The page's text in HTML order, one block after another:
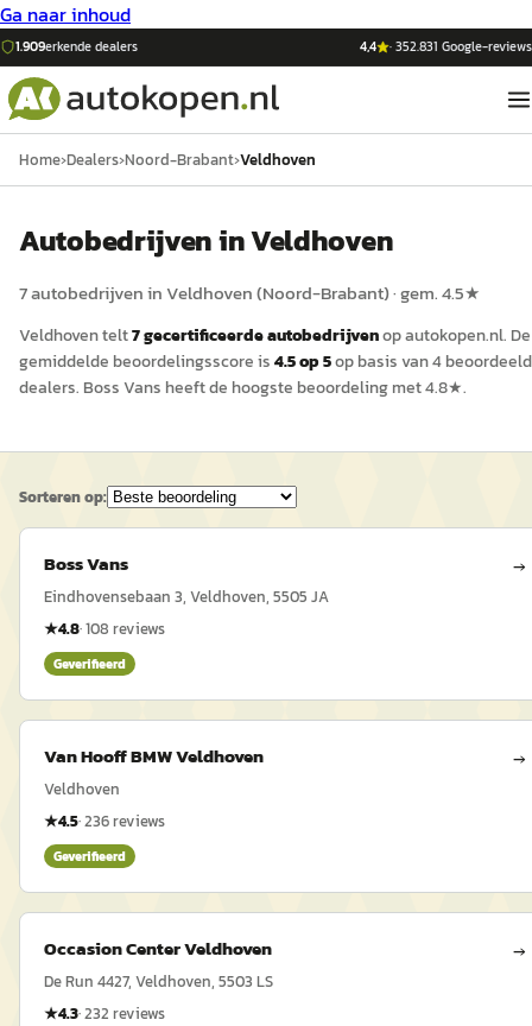
Ga naar inhoud
1.909erkende dealers 4,4 ·352.831 Google-reviews
Home›Dealers›Noord-Brabant›Veldhoven
Autobedrijven inVeldhoven
7autobedrijven in Veldhoven(Noord-Brabant)· gem.4.5★
Veldhoventelt7gecertificeerdeautobedrijvenopautokopen.nl. De
gemiddelde beoordelingsscore is4.5op 5op basis van4
dealers. Boss Vans heeft de hoogste beoordeling met4.8★.
Sorteren op:
Boss Vans →
Eindhovensebaan 3, Veldhoven, 5505 JA
★4.8·108 reviews
Geverifieerd
Van Hooff BMW Veldhoven →
Veldhoven
★4.5·236reviews
Geverifieerd
Occasion Center Veldhoven →
De Run 4427, Veldhoven, 5503 LS
★4.3·232 reviews